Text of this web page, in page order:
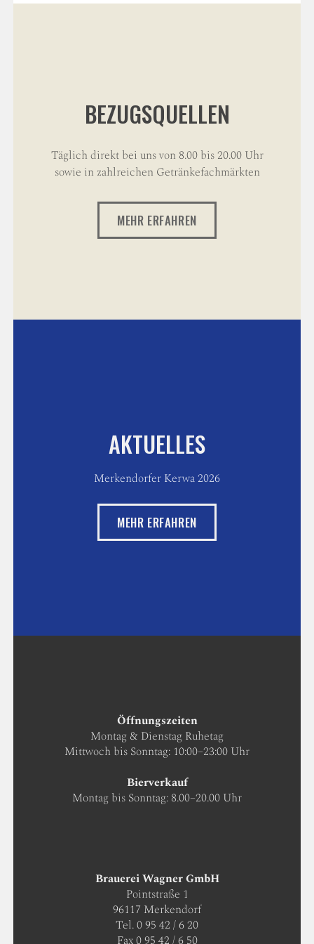
BEZUGSQUELLEN
Täglich direkt bei uns von 8.00 bis 20.00 Uhr
sowie in zahlreichen Getränkefachmärkten
MEHR ERFAHREN
AKTUELLES
Merkendorfer Kerwa 2026
MEHR ERFAHREN
Öffnungszeiten
Montag & Dienstag Ruhetag
Mittwoch bis Sonntag: 10:00–23:00 Uhr
Bierverkauf
Montag bis Sonntag: 8.00–20.00 Uhr
Brauerei Wagner GmbH
Pointstraße 1
96117 Merkendorf
Tel. 0 95 42 / 6 20
Fax 0 95 42 / 6 50